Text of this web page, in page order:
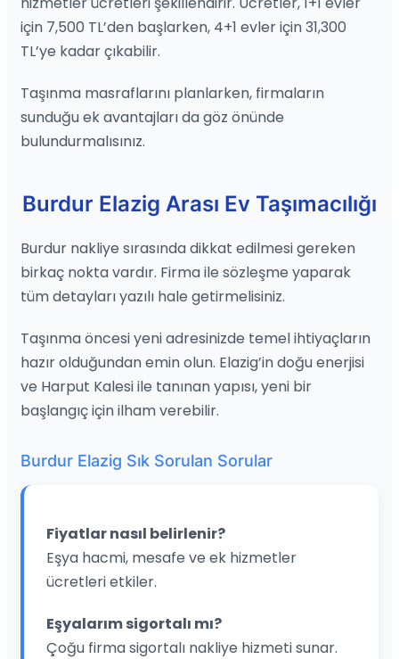
için 7,500 TL’den başlarken, 4+1 evler için 31,300
TL’ye kadar çıkabilir.
Taşınma masraflarını planlarken, firmaların
sunduğu ek avantajları da göz önünde
bulundurmalısınız.
Burdur Elazig Arası Ev Taşımacılığı
Burdur nakliye sırasında dikkat edilmesi gereken
birkaç nokta vardır. Firma ile sözleşme yaparak
tüm detayları yazılı hale getirmelisiniz.
Taşınma öncesi yeni adresinizde temel ihtiyaçların
hazır olduğundan emin olun. Elazig’in doğu enerjisi
ve Harput Kalesi ile tanınan yapısı, yeni bir
başlangıç için ilham verebilir.
Burdur Elazig Sık Sorulan Sorular
Fiyatlar nasıl belirlenir?
Eşya hacmi, mesafe ve ek hizmetler
ücretleri etkiler.
Eşyalarım sigortalı mı?
Çoğu firma sigortalı nakliye hizmeti sunar.